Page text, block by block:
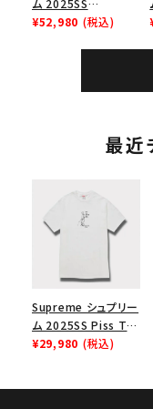
ム 2025SS
Bandana Football
¥52,980 (税込)
最近
Supreme シュプリー
ム 2025SS Piss Tee
ピスTシャツ ホワイト
¥29,980 (税込)